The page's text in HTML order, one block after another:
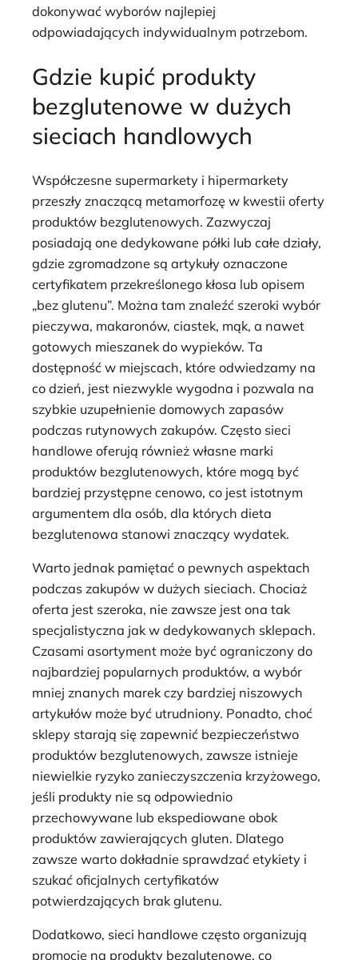
dokonywać wyborów najlepiej
odpowiadających indywidualnym potrzebom.
Gdzie kupić produkty
bezglutenowe w dużych
sieciach handlowych
Współczesne supermarkety i hipermarkety
przeszły znaczącą metamorfozę w kwestii oferty
produktów bezglutenowych. Zazwyczaj
posiadają one dedykowane półki lub całe działy,
gdzie zgromadzone są artykuły oznaczone
certyfikatem przekreślonego kłosa lub opisem
„bez glutenu”. Można tam znaleźć szeroki wybór
pieczywa, makaronów, ciastek, mąk, a nawet
gotowych mieszanek do wypieków. Ta
dostępność w miejscach, które odwiedzamy na
co dzień, jest niezwykle wygodna i pozwala na
szybkie uzupełnienie domowych zapasów
podczas rutynowych zakupów. Często sieci
handlowe oferują również własne marki
produktów bezglutenowych, które mogą być
bardziej przystępne cenowo, co jest istotnym
argumentem dla osób, dla których dieta
bezglutenowa stanowi znaczący wydatek.
Warto jednak pamiętać o pewnych aspektach
podczas zakupów w dużych sieciach. Chociaż
oferta jest szeroka, nie zawsze jest ona tak
specjalistyczna jak w dedykowanych sklepach.
Czasami asortyment może być ograniczony do
najbardziej popularnych produktów, a wybór
mniej znanych marek czy bardziej niszowych
artykułów może być utrudniony. Ponadto, choć
sklepy starają się zapewnić bezpieczeństwo
produktów bezglutenowych, zawsze istnieje
niewielkie ryzyko zanieczyszczenia krzyżowego,
jeśli produkty nie są odpowiednio
przechowywane lub ekspediowane obok
produktów zawierających gluten. Dlatego
zawsze warto dokładnie sprawdzać etykiety i
szukać oficjalnych certyfikatów
potwierdzających brak glutenu.
Dodatkowo, sieci handlowe często organizują
promocje na produkty bezglutenowe, co